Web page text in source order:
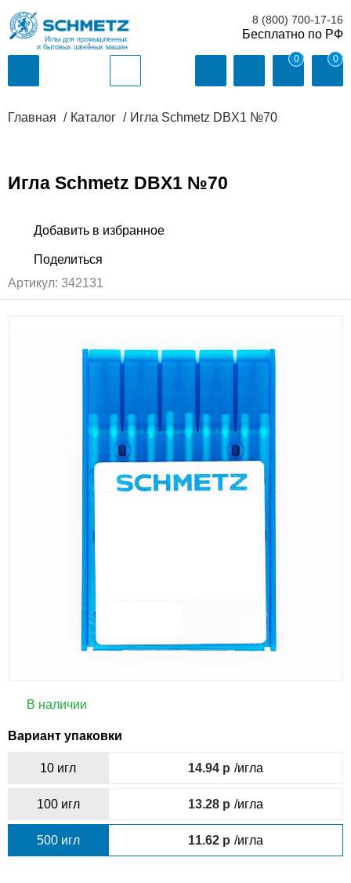
Иглы для промышленных
и бытовых швейных машин
8 (800) 700-17-16
0 0
Главная Каталог Игла Schmetz DBX1 №70
Игла Schmetz DBX1 №70
Артикул: 342131
В наличии
Вариант упаковки
10 игл 14.94 /игла
100 игл 13.28 /игла
500 игл 11.62 /игла